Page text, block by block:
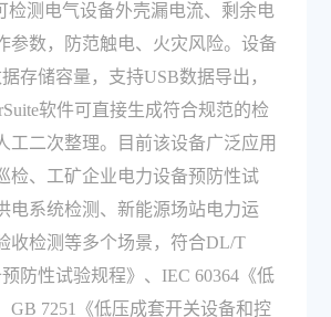
检测电气设备外壳漏电流、剩余电
参数，防范触电、火灾风险。设备
存储容量，支持USB数据导出，
软件可直接生成符合规范的检
工二次整理。目前该设备广泛应用
检、工矿企业电力设备预防性试
电系统检测、新能源场站电力运
收检测等多个场景，符合DL/T
防性试验规程》、IEC 60364《低
GB 7251《低压成套开关设备和控